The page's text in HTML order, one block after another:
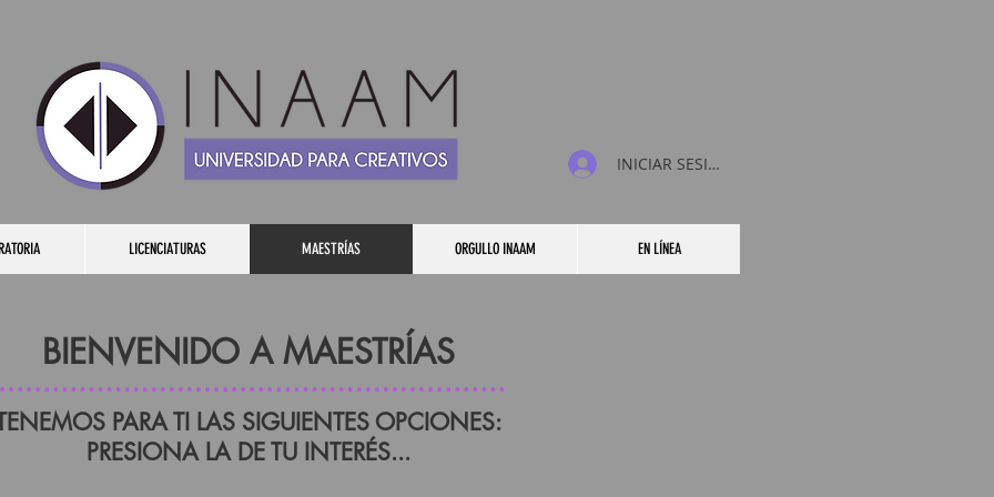
INICIAR SESIÓN
LICENCIATURAS MAESTRÍAS ORGULLO INAAM EN LÍNEA
BIENVENIDO A MAESTRÍAS
PARA TI LAS SIGUIENTES OPCIONES:
PRESIONA LA DE TU INTERÉS...